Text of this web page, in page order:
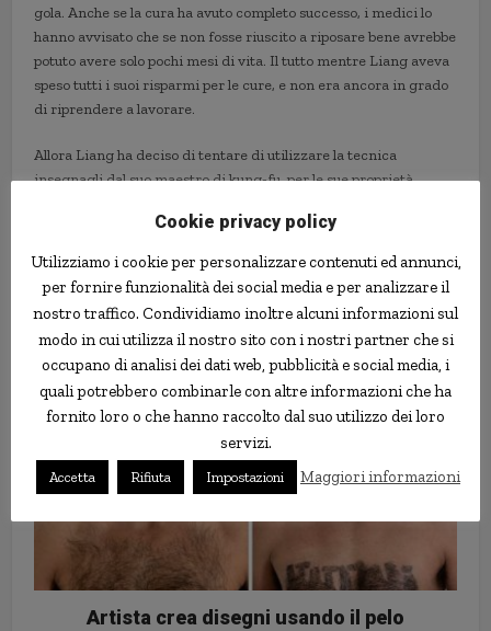
gola. Anche se la cura ha avuto completo successo, i medici lo
hanno avvisato che se non fosse riuscito a riposare bene avrebbe
potuto avere solo pochi mesi di vita. Il tutto mentre Liang aveva
speso tutti i suoi risparmi per le cure, e non era ancora in grado
di riprendere a lavorare.
Allora Liang ha deciso di tentare di utilizzare la tecnica
insegnagli dal suo maestro di kung-fu, per le sue proprietà
Anche dopo la guarigione Liang ha deciso di continuare a
riposarsi sulla singola corda, dati i benefici che ne aveva avuto.
cina corda kung-fu
Artista crea disegni usando il pelo
Cookie privacy policy
Utilizziamo i cookie per personalizzare contenuti ed annunci,
per fornire funzionalità dei social media e per analizzare il
nostro traffico. Condividiamo inoltre alcuni informazioni sul
modo in cui utilizza il nostro sito con i nostri partner che si
occupano di analisi dei dati web, pubblicità e social media, i
quali potrebbero combinarle con altre informazioni che ha
fornito loro o che hanno raccolto dal suo utilizzo dei loro
servizi.
Accetta Rifiuta Impostazioni Maggiori informazioni